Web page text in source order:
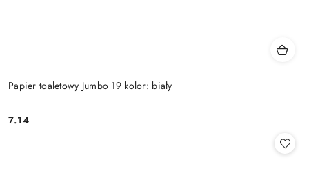
Papier toaletowy Jumbo 19 kolor: biały
Cena:
7.14